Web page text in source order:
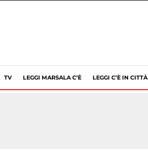
TV LEGGI MARSALA C’È LEGGI C’È IN CITTÀ